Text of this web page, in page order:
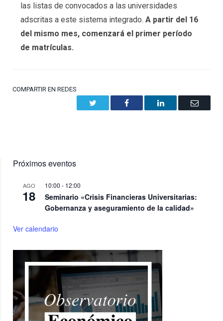
las listas de convocados a las universidades
adscritas a este sistema integrado. A partir del 16
del mismo mes, comenzará el primer período
de matrículas.
COMPARTIR EN REDES
Facebook LinkedIn Email
Próximos eventos
AGO
18
10:00 - 12:00
Seminario «Crisis Financieras Universitarias:
Gobernanza y aseguramiento de la calidad»
Ver calendario